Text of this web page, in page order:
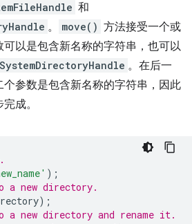
和
。 move() 方法接受一个或
以是包含新名称的字符串，也可以
。在后一
参数是包含新名称的字符串，因此
成。
);
new directory.
);
new directory and rename it.